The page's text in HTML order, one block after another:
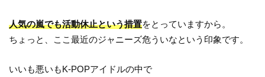
人気の嵐でも活動休止という措置をとっていますから。
ちょっと、ここ最近のジャニーズ危ういなという印象です。
いいも悪いもK-POPアイドルの中で